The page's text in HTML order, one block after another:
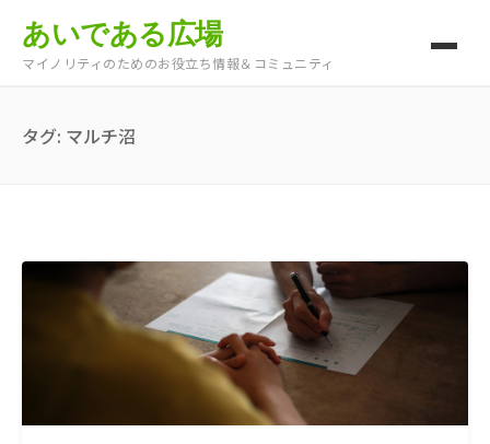
あいである広場
マイノリティのためのお役立ち情報＆コミュニティ
タグ: マルチ沼